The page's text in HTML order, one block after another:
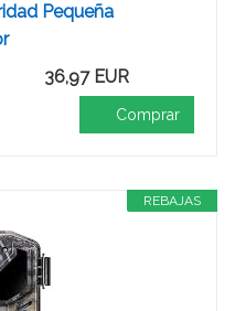
Pequeña
36,97 EUR
Comprar
REBAJAS